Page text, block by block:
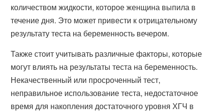
количеством жидкости, которое женщина выпила в
течение дня. Это может привести к отрицательному
результату теста на беременность вечером.
Также стоит учитывать различные факторы, которые
могут влиять на результаты теста на беременность.
Некачественный или просроченный тест,
неправильное использование теста, недостаточное
время для накопления достаточного уровня ХГЧ в